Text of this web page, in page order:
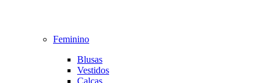
Feminino
Blusas
Vestidos
Calças